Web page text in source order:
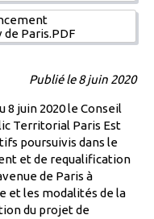
de Paris.PDF
Publié le 8 juin 2020
8 juin 2020 le Conseil
Territorial Paris Est
poursuivis dans le
et de requalification
de Paris à
et les modalités de la
du projet de